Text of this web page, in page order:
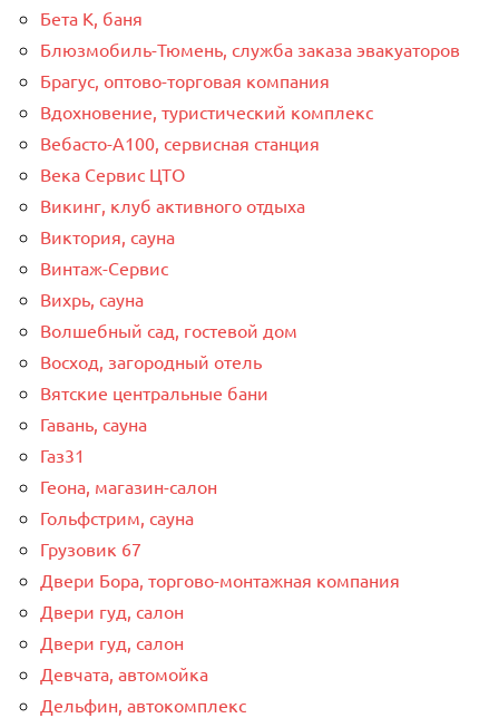
Бета К, баня
Блюзмобиль-Тюмень, служба заказа эвакуаторов
Брагус, оптово-торговая компания
Вдохновение, туристический комплекс
Вебасто-А100, сервисная станция
Века Сервис ЦТО
Викинг, клуб активного отдыха
Виктория, сауна
Винтаж-Сервис
Вихрь, сауна
Волшебный сад, гостевой дом
Восход, загородный отель
Вятские центральные бани
Гавань, сауна
Газ31
Геона, магазин-салон
Гольфстрим, сауна
Грузовик 67
Двери Бора, торгово-монтажная компания
Двери гуд, салон
Двери гуд, салон
Девчата, автомойка
Дельфин, автокомплекс